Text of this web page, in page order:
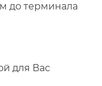
до терминала
для Вас